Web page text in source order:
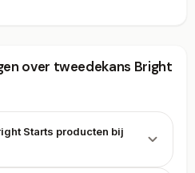
retourdeals
merken
over tweedekans Bright
Starts producten bij